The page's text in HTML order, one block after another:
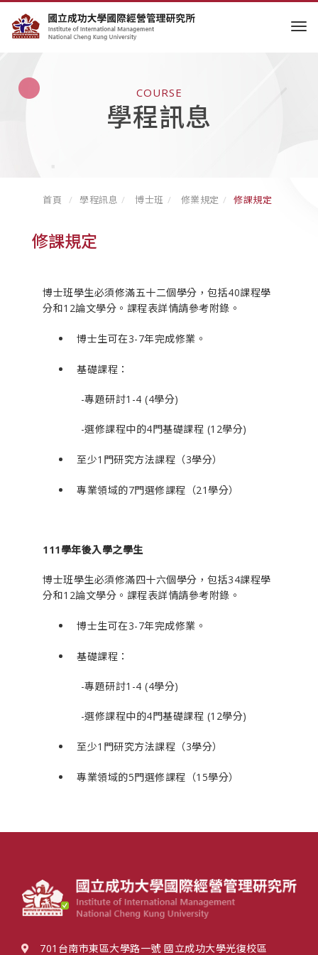
COURSE
學程訊息
首頁 學程訊息 博士班 修業規定 修課規定
修課規定
博士班學生必須修滿五十二個學分，包括40課程學
分和12論文學分。課程表詳情請參考附錄。
博士生可在3-7年完成修業。
基礎課程：
-專題研討1-4 (4學分)
-選修課程中的4門基礎課程 (12學分)
至少1門研究方法課程（3學分）
專業領域的7門選修課程（21學分）
111學年後入學之學生
博士班學生必須修滿四十六個學分，包括34課程學
分和12論文學分。課程表詳情請參考附錄。
博士生可在3-7年完成修業。
基礎課程：
-專題研討1-4 (4學分)
-選修課程中的4門基礎課程 (12學分)
至少1門研究方法課程（3學分）
專業領域的5門選修課程（15學分）
701台南市東區大學路一號 國立成功大學光復校區